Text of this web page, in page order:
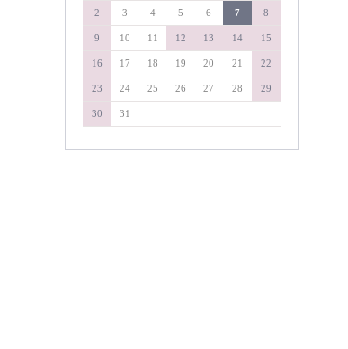
タマリス
タングルティーザー
ダイソン
ディアテック
デミコスメティクス
デルマドール
NAKAGAWA
YELLNESS
イロノワ
IRONOWA
ヴァリジョア
ウェーボ ジュカーラ
ウルティア
2 3 4 5 6 7 8
9 10 11 12 13 14 15
16 17 18 19 20 21 22
23 24 25 26 27 28 29
30 31